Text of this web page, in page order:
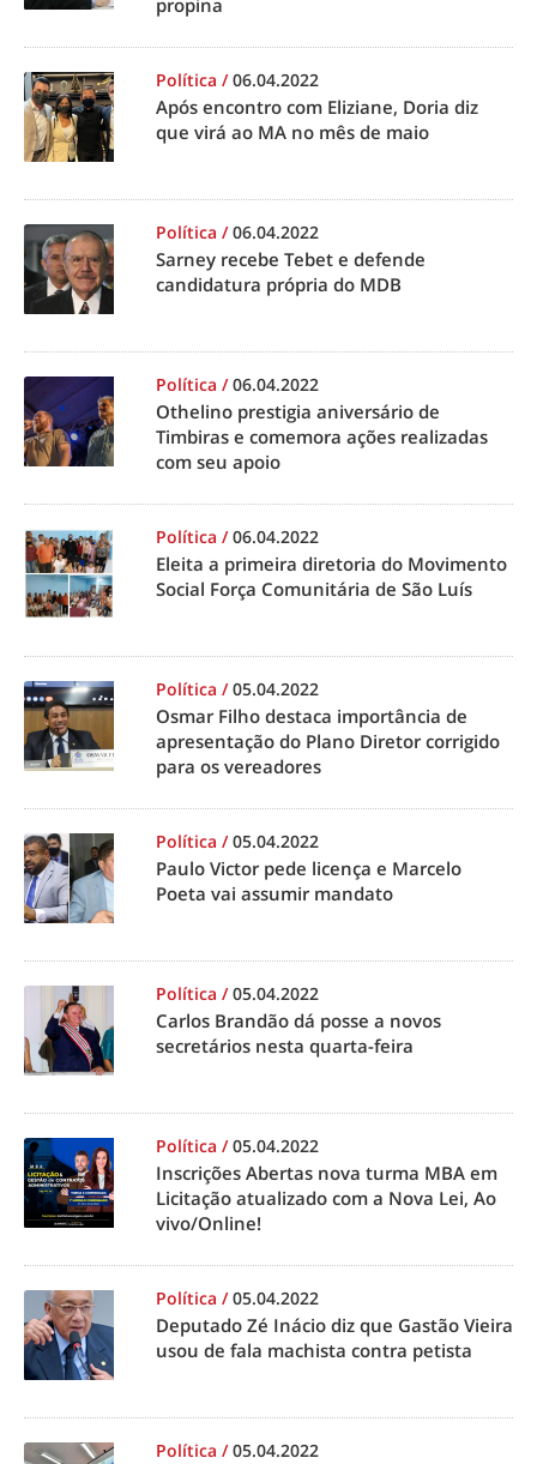
propina
Política /06.04.2022
Após encontro com Eliziane, Doria diz
que virá ao MA no mês de maio
Política /06.04.2022
Sarney recebe Tebet e defende
candidatura própria do MDB
Política /06.04.2022
Othelino prestigia aniversário de
Timbiras e comemora ações realizadas
com seu apoio
Política /06.04.2022
Eleita a primeira diretoria do Movimento
Social Força Comunitária de São Luís
Política /05.04.2022
Osmar Filho destaca importância de
apresentação do Plano Diretor corrigido
para os vereadores
Política /05.04.2022
Paulo Victor pede licença e Marcelo
Poeta vai assumir mandato
Política /05.04.2022
Carlos Brandão dá posse a novos
secretários nesta quarta-feira
Política /05.04.2022
Inscrições Abertas nova turma MBA em
Licitação atualizado com a Nova Lei, Ao
vivo/Online!
Política /05.04.2022
Deputado Zé Inácio diz que Gastão Vieira
usou de fala machista contra petista
Política /05.04.2022